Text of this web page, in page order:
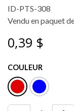
ID-PTS-308
Vendu en paquet
0,39 $
COULEUR